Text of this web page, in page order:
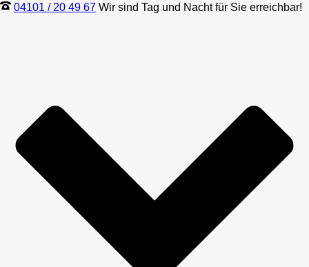
04101 / 20 49 67 Wir sind Tag und Nacht für Sie erreichbar!